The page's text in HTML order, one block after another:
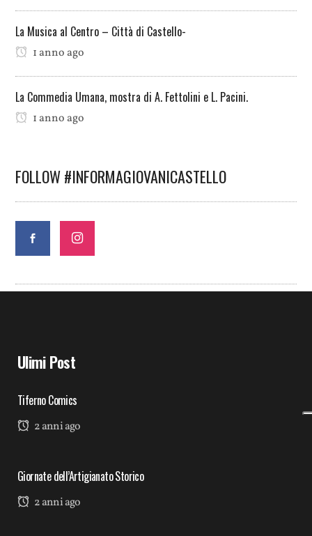
La Musica al Centro – Città di Castello-
1 anno ago
La Commedia Umana, mostra di A. Fettolini e L. Pacini.
1 anno ago
FOLLOW #INFORMAGIOVANICASTELLO
Ulimi Post
Tiferno Comics
2 anni ago
Giornate dell’Artigianato Storico
2 anni ago